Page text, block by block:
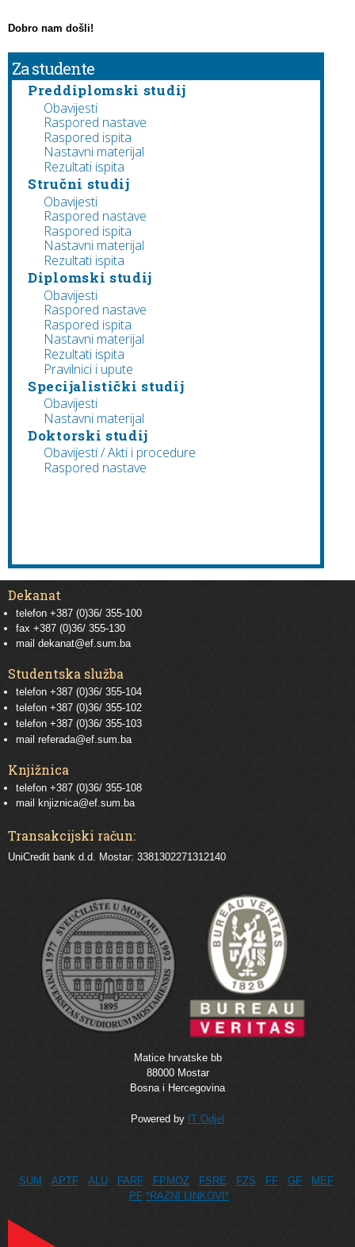
Dobro nam došli!
Za studente
Preddiplomski studij
Obavijesti
Raspored nastave
Raspored ispita
Nastavni materijal
Rezultati ispita
Stručni studij
Obavijesti
Raspored nastave
Raspored ispita
Nastavni materijal
Rezultati ispita
Diplomski studij
Obavijesti
Raspored nastave
Raspored ispita
Nastavni materijal
Rezultati ispita
Pravilnici i upute
Specijalistički studij
Obavijesti
Nastavni materijal
Doktorski studij
Obavijesti / Akti i procedure
Raspored nastave
Dekanat
telefon +387 (0)36/ 355-100
fax +387 (0)36/ 355-130
mail dekanat@ef.sum.ba
Studentska služba
telefon +387 (0)36/ 355-104
telefon +387 (0)36/ 355-102
telefon +387 (0)36/ 355-103
mail referada@ef.sum.ba
Knjižnica
telefon +387 (0)36/ 355-108
mail
knjiznica@ef.sum.ba
Transakcijski račun:
UniCredit bank d.d. Mostar: 3381302271312140
Matice hrvatske bb
88000 Mostar
Bosna i Hercegovina
Powered by IT Odjel
SUM APTF ALU FARF FPMOZ FSRE FZS FF GF
MEF
PF *RAZNI LINKOVI*